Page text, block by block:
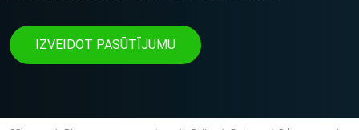
IZVEIDOT PASŪTĪJUMU